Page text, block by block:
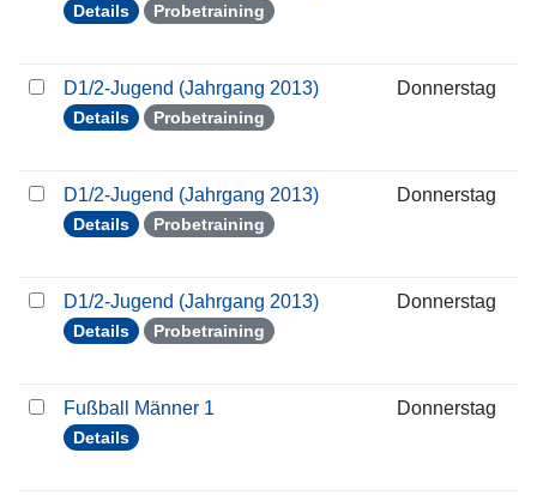
Details Probetraining
D1/2-Jugend (Jahrgang 2013)
Details Probetraining
Donnerstag
D1/2-Jugend (Jahrgang 2013)
Details Probetraining
Donnerstag
D1/2-Jugend (Jahrgang 2013)
Details Probetraining
Donnerstag
Fußball Männer 1
Details
Donnerstag